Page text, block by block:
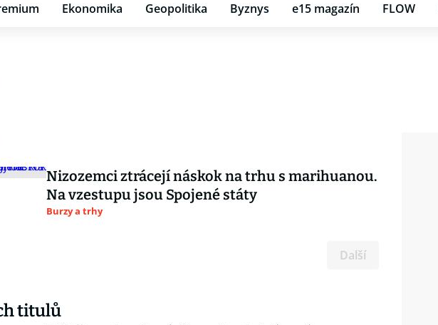
Ekonomika Geopolitika Byznys e15 magazín FLOW
Nizozemci ztrácejí náskok na trhu s marihuanou.
Na vzestupu jsou Spojené státy
Burzy a trhy
Další
titulů